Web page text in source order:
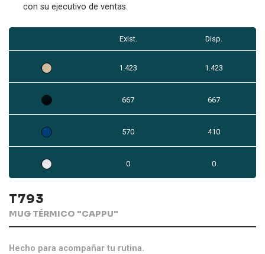
con su ejecutivo de ventas.
Exist. Disp.
1.423 1.423
667 667
570 410
0 0
T793
MUG TÉRMICO "CAPPU"
Hecho para acompañar tu rutina.